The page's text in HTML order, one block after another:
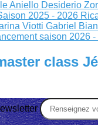
Aniello Desiderio
2025 - 2026
Viotti Gabriel
saison 2026 -
class